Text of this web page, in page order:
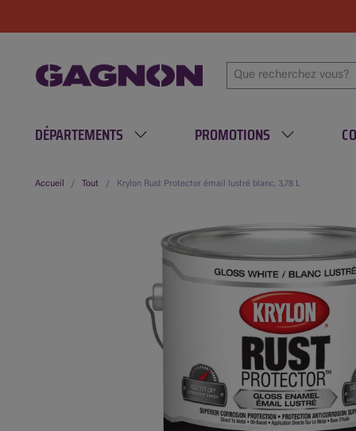
DÉPARTEMENTS PROMOTIONS
Accueil Tout Krylon Rust Protector émail lustré blanc, 3,78 L